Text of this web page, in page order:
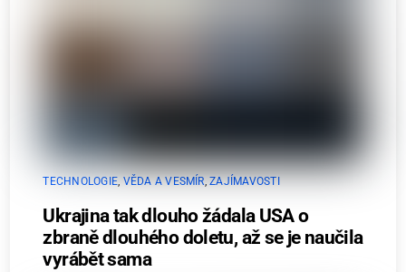
TECHNOLOGIE, VĚDA A VESMÍR,ZAJÍMAVOSTI
Ukrajina tak dlouho žádala USA o
zbraně dlouhého doletu, až se je naučila
vyrábět sama